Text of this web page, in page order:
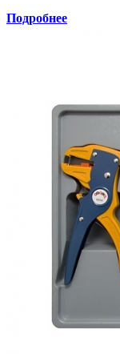
Подробнее